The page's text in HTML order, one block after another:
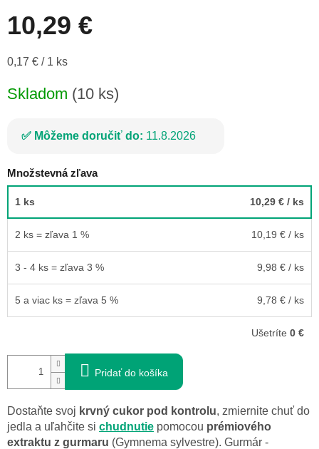
10,29 €
Jednotková
0,17 € / 1 ks
Skladom (10 ks)
Môžeme doručiť do: 11.8.2026
Množstevná zľava
1 ks 10,29 € / ks
2 ks = zľava 1 % 10,19 € / ks
3 - 4 ks = zľava 3 % 9,98 € / ks
5 a viac ks = zľava 5 % 9,78 € / ks
Ušetríte 0 €
Pridať do košíka
Dostaňte svoj krvný cukor pod kontrolu, zmiernite chuť do
jedla a uľahčite si chudnutie pomocou prémiového
extraktu z gurmaru (Gymnema sylvestre). Gurmár -